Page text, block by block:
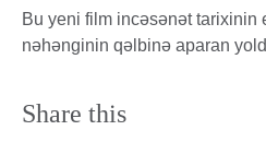
Bu yeni film incəsənət tarixinin
nəhənginin qəlbinə aparan
Share this